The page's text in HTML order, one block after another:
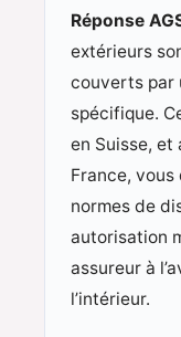
Réponse
extérieurs
couverts par
spécifique.
en Suisse,
France,
normes de
autorisation
assureur à
l’intérieur.